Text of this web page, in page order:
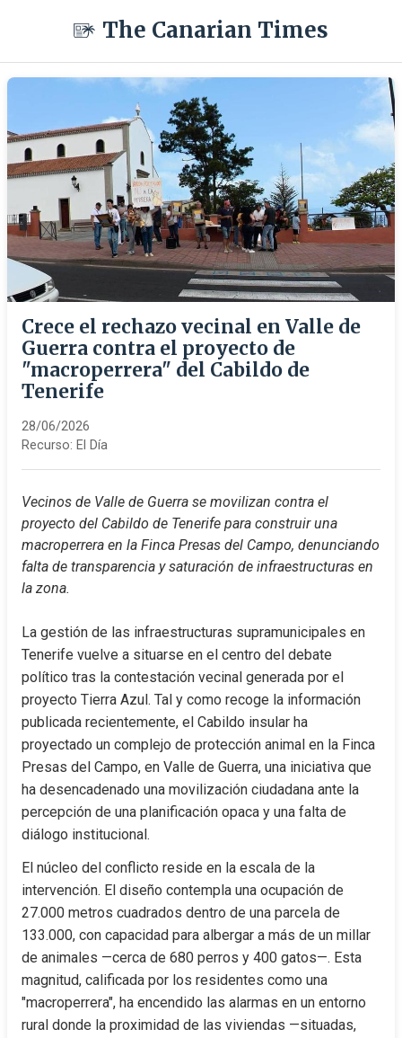
The Canarian Times
Crece el rechazo vecinal en Valle de
Guerra contra el proyecto de
"macroperrera" del Cabildo de
Tenerife
28/06/2026
Recurso: El Día
Vecinos de Valle de Guerra se movilizan contra el
proyecto del Cabildo de Tenerife para construir una
macroperrera en la Finca Presas del Campo, denunciando
falta de transparencia y saturación de infraestructuras en
la zona.
La gestión de las infraestructuras supramunicipales en
Tenerife vuelve a situarse en el centro del debate
político tras la contestación vecinal generada por el
proyecto Tierra Azul. Tal y como recoge la información
publicada recientemente, el Cabildo insular ha
proyectado un complejo de protección animal en la Finca
Presas del Campo, en Valle de Guerra, una iniciativa que
ha desencadenado una movilización ciudadana ante la
percepción de una planificación opaca y una falta de
diálogo institucional.
El núcleo del conflicto reside en la escala de la
intervención. El diseño contempla una ocupación de
27.000 metros cuadrados dentro de una parcela de
133.000, con capacidad para albergar a más de un millar
de animales —cerca de 680 perros y 400 gatos—. Esta
magnitud, calificada por los residentes como una
"macroperrera", ha encendido las alarmas en un entorno
rural donde la proximidad de las viviendas —situadas,